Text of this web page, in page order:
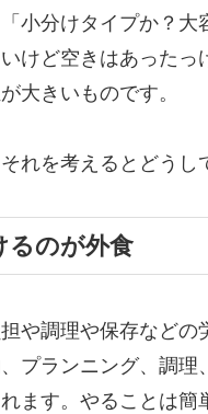
小分けタイプか？
けど空きはあったっ
大きいものです。
れを考えるとどうし
るのが外食
や調理や保存など
プランニング、調
ます。やることは簡